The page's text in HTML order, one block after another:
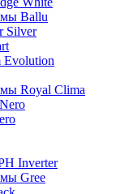
Ballu
Silver
Evolution
Royal Clima
Inverter
Gree